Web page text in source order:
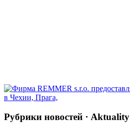
Рубрики новостей · Aktuality